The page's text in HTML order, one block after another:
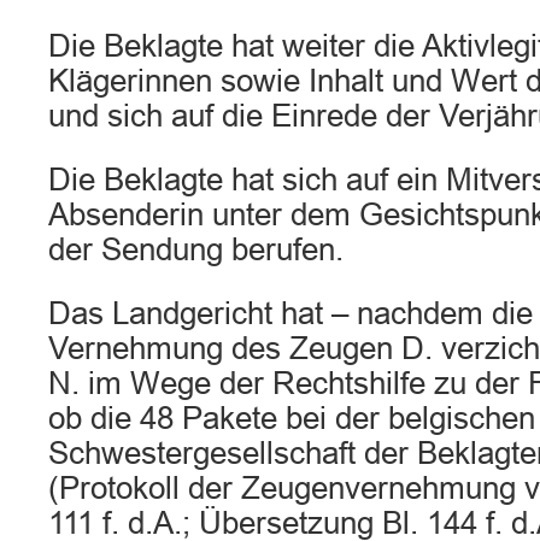
Die Beklagte hat weiter die
Klägerinnen sowie Inhalt und Wert
und sich auf die Einrede der
Die Beklagte hat sich auf ein
Absenderin unter dem
der Sendung berufen.
Das Landgericht hat – nachdem
Vernehmung des Zeugen D.
N. im Wege der Rechtshilfe zu der
ob die 48 Pakete bei der belgischen
Schwestergesellschaft der
(Protokoll der Zeugenvernehmung
111 f. d.A.; Übersetzung Bl. 144 f.